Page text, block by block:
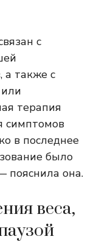
с
а также с
терапия
симптомов
в последнее
было
пояснила она.
веса,